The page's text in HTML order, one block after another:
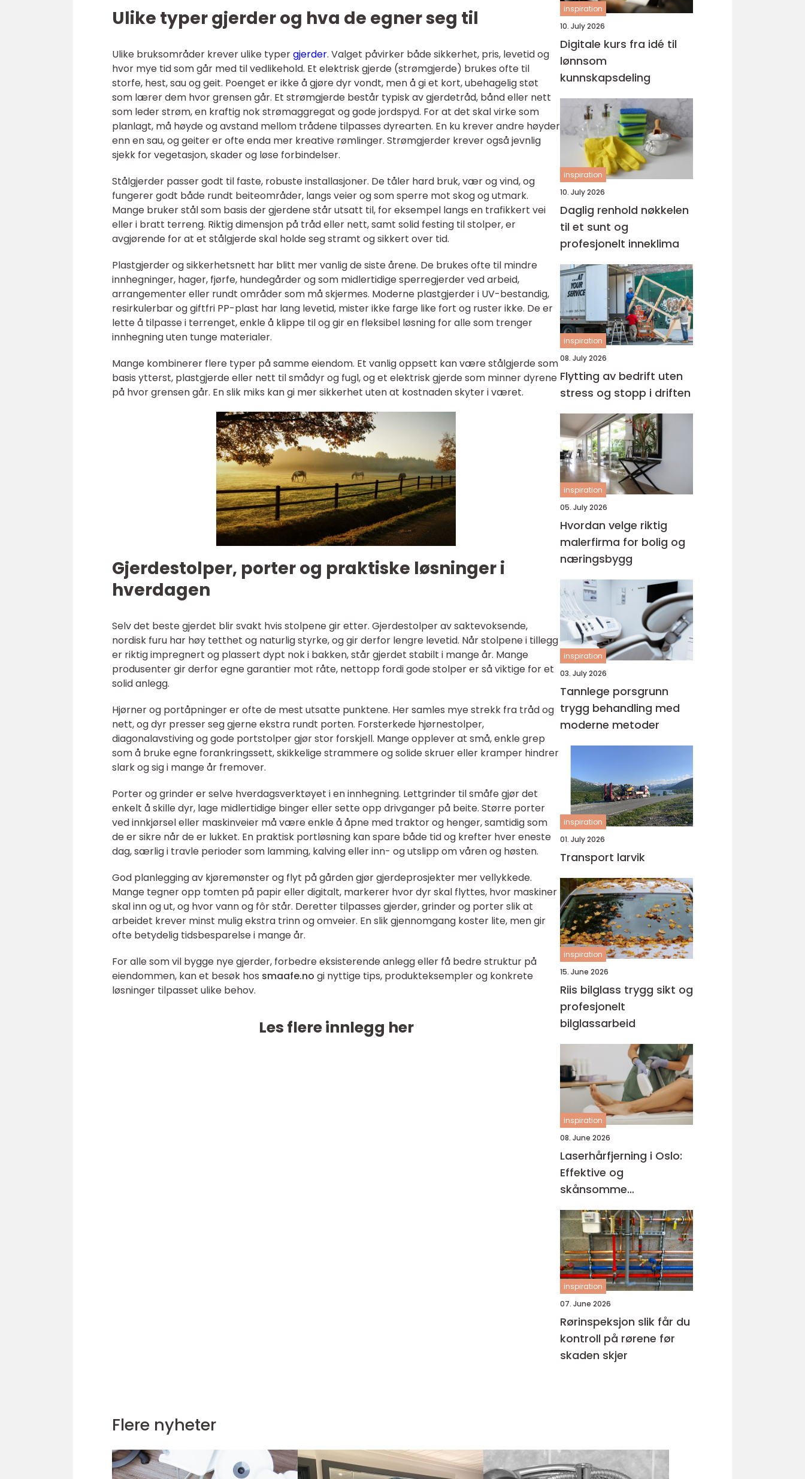
Ulike typer gjerder og hva de egner seg til
Ulike bruksområder krever ulike typergjerder. Valget påvirker både sikkerhet, pris, levetid og
hvor mye tid som går med til vedlikehold. Et elektrisk gjerde (strømgjerde) brukes ofte til
storfe, hest, sau og geit. Poenget er ikke å gjøre dyr vondt, men å gi et kort, ubehagelig støt
som lærer dem hvor grensen går. Et strømgjerde består typisk av gjerdetråd, bånd eller nett
som leder strøm, en kraftig nok strømaggregat og gode jordspyd. For at det skal virke som
planlagt, må høyde og avstand mellom trådene tilpasses dyrearten. En ku krever andre høyder
enn en sau, og geiter er ofte enda mer kreative rømlinger. Strømgjerder krever også jevnlig
sjekk for vegetasjon, skader og løse forbindelser.
Stålgjerder passer godt til faste, robuste installasjoner. De tåler hard bruk, vær og vind, og
fungerer godt både rundt beiteområder, langs veier og som sperre mot skog og utmark.
Mange bruker stål som basis der gjerdene står utsatt til, for eksempel langs en trafikkert vei
eller i bratt terreng. Riktig dimensjon på tråd eller nett, samt solid festing til stolper, er
avgjørende for at et stålgjerde skal holde seg stramt og sikkert over tid.
Plastgjerder og sikkerhetsnett har blitt mer vanlig de siste årene. De brukes ofte til mindre
innhegninger, hager, fjørfe, hundegårder og som midlertidige sperregjerder ved arbeid,
arrangementer eller rundt områder som må skjermes. Moderne plastgjerder i UV-bestandig,
resirkulerbar og giftfri PP-plast har lang levetid, mister ikke farge like fort og ruster ikke. De er
lette å tilpasse i terrenget, enkle å klippe til og gir en fleksibel løsning for alle som trenger
innhegning uten tunge materialer.
Mange kombinerer flere typer på samme eiendom. Et vanlig oppsett kan være stålgjerde som
basis ytterst, plastgjerde eller nett til smådyr og fugl, og et elektrisk gjerde som minner dyrene
på hvor grensen går. En slik miks kan gi mer sikkerhet uten at kostnaden skyter i været.
Gjerdestolper, porter og praktiske løsninger i
hverdagen
Selv det beste gjerdet blir svakt hvis stolpene gir etter. Gjerdestolper av saktevoksende,
nordisk furu har høy tetthet og naturlig styrke, og gir derfor lengre levetid. Når stolpene i tillegg
er riktig impregnert og plassert dypt nok i bakken, står gjerdet stabilt i mange år. Mange
produsenter gir derfor egne garantier mot råte, nettopp fordi gode stolper er så viktige for et
solid anlegg.
Hjørner og portåpninger er ofte de mest utsatte punktene. Her samles mye strekk fra tråd og
nett, og dyr presser seg gjerne ekstra rundt porten. Forsterkede hjørnestolper,
diagonalavstiving og gode portstolper gjør stor forskjell. Mange opplever at små, enkle grep
som å bruke egne forankringssett, skikkelige strammere og solide skruer eller kramper hindrer
slark og sig i mange år fremover.
Porter og grinder er selve hverdagsverktøyet i en innhegning. Lettgrinder til småfe gjør det
enkelt å skille dyr, lage midlertidige binger eller sette opp drivganger på beite. Større porter
ved innkjørsel eller maskinveier må være enkle å åpne med traktor og henger, samtidig som
de er sikre når de er lukket. En praktisk portløsning kan spare både tid og krefter hver eneste
dag, særlig i travle perioder som lamming, kalving eller inn- og utslipp om våren og høsten.
God planlegging av kjøremønster og flyt på gården gjør gjerdeprosjekter mer vellykkede.
Mange tegner opp tomten på papir eller digitalt, markerer hvor dyr skal flyttes, hvor maskiner
skal inn og ut, og hvor vann og fôr står. Deretter tilpasses gjerder, grinder og porter slik at
arbeidet krever minst mulig ekstra trinn og omveier. En slik gjennomgang koster lite, men gir
ofte betydelig tidsbesparelse i mange år.
For alle som vil bygge nye gjerder, forbedre eksisterende anlegg eller få bedre struktur på
eiendommen, kan et besøk hos smaafe.no gi nyttige tips, produkteksempler og konkrete
løsninger tilpasset ulike behov.
Les flere innlegg her
inspiration
10. July 2026
Digitale kurs fra idé til
lønnsom
kunnskapsdeling
inspiration
10. July 2026
Daglig renhold nøkkelen
til et sunt og
profesjonelt inneklima
inspiration
08. July 2026
Flytting av bedrift uten
stress og stopp i driften
inspiration
05. July 2026
Hvordan velge riktig
malerfirma for bolig og
næringsbygg
inspiration
03. July 2026
Tannlege porsgrunn
trygg behandling med
moderne metoder
inspiration
01. July 2026
Transport larvik
inspiration
15. June 2026
Riis bilglass trygg sikt og
profesjonelt
bilglassarbeid
inspiration
08. June 2026
Laserhårfjerning i Oslo:
Effektive og
skånsomme
behandlinger for glatt
hud
inspiration
07. June 2026
Rørinspeksjon slik får du
kontroll på rørene før
skaden skjer
Flere nyheter